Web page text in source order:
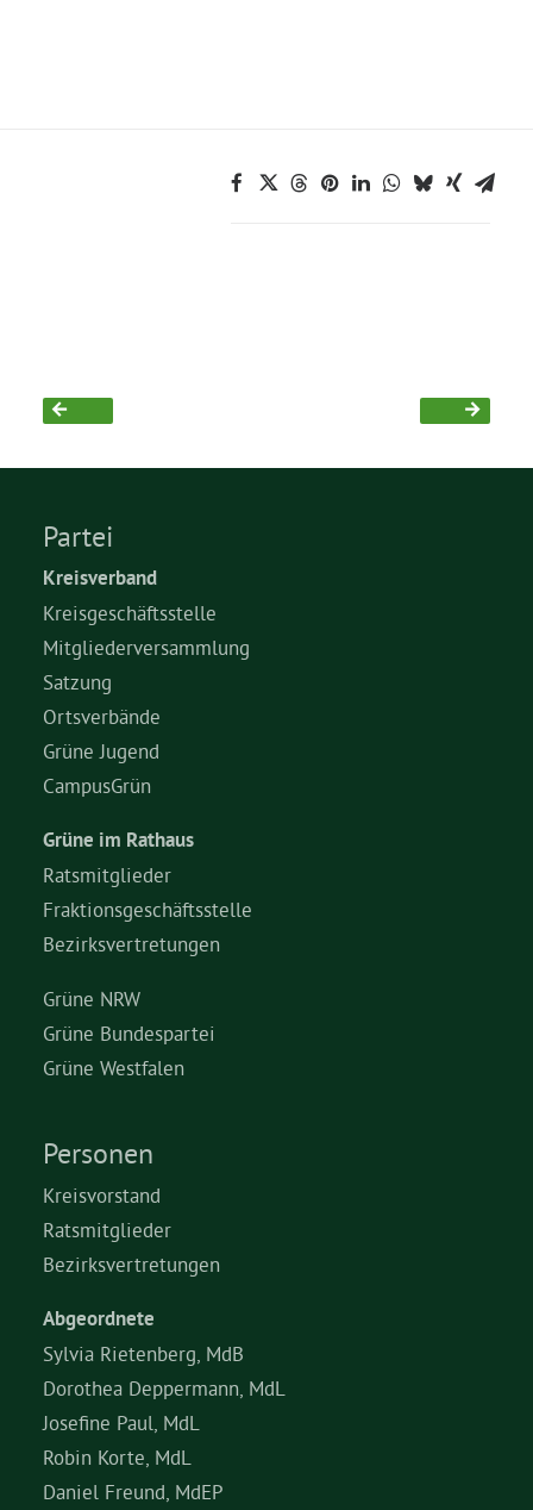
Kontakt
Partei
Kreisverband
Kreisgeschäftsstelle
Mitgliederversammlung
Satzung
Ortsverbände
Grüne Jugend
CampusGrün
Grüne im Rathaus
Ratsmitglieder
Fraktionsgeschäftsstelle
Bezirksvertretungen
Grüne NRW
Grüne Bundespartei
Grüne Westfalen
Personen
Kreisvorstand
Ratsmitglieder
Bezirksvertretungen
Abgeordnete
Sylvia Rietenberg, MdB
Dorothea Deppermann, MdL
Josefine Paul, MdL
Robin Korte, MdL
Daniel Freund, MdEP